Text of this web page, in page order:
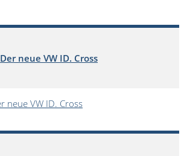
Der neue VW ID. Cross